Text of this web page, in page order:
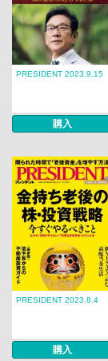
PRESIDENT 2023.9.15
購入
PRESIDENT 2023.8.4
購入